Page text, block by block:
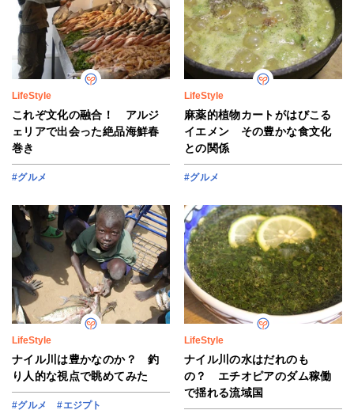
LifeStyle
これぞ文化の融合！ アルジ
ェリアで出会った絶品海鮮春
巻き
#グルメ
LifeStyle
麻薬的植物カートがはびこる
イエメン その豊かな食文化
との関係
#グルメ
LifeStyle
ナイル川は豊かなのか？ 釣
り人的な視点で眺めてみた
#グルメ #エジプト
LifeStyle
ナイル川の水はだれのも
の？ エチオピアのダム稼働
で揺れる流域国